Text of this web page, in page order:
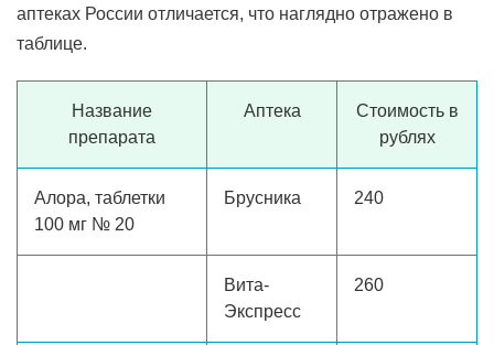
аптеках России отличается, что наглядно отражено в
таблице.
Название
препарата
Аптека
Стоимость в
рублях
Алора, таблетки
100 мг № 20
Брусника 240
Вита-
Экспресс
260